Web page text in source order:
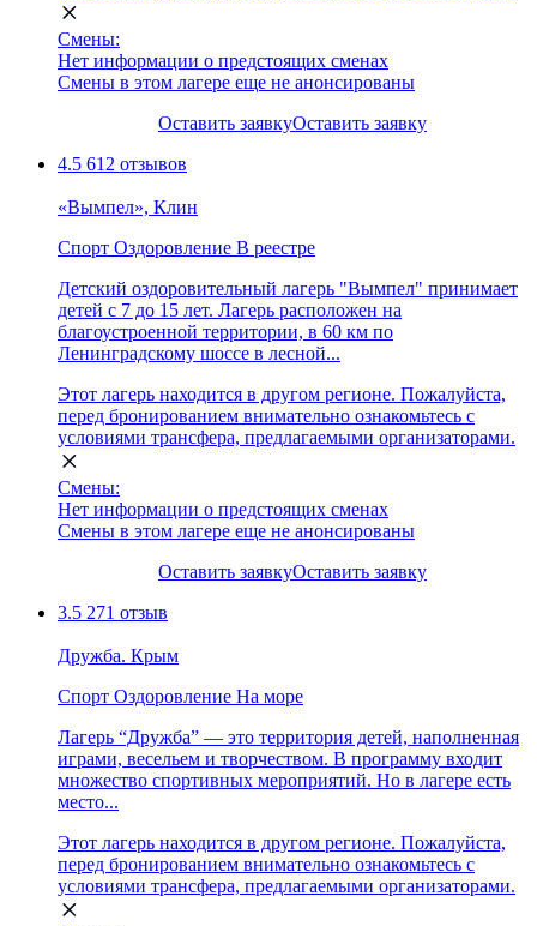
Смены:
Нет информации о предстоящих сменах
Смены в этом лагере еще не анонсированы
Оставить заявкуОставить заявку
4.5 612 отзывов
«Вымпел», Клин
Спорт Оздоровление В реестре
Детский оздоровительный лагерь "Вымпел" принимает
детей с 7 до 15 лет. Лагерь расположен на
благоустроенной территории, в 60 км по
Ленинградскому шоссе в лесной...
Этот лагерь находится в другом регионе. Пожалуйста,
перед бронированием внимательно ознакомьтесь с
условиями трансфера, предлагаемыми организаторами.
Смены:
Нет информации о предстоящих сменах
Смены в этом лагере еще не анонсированы
Оставить заявкуОставить заявку
3.5 271 отзыв
Дружба. Крым
Спорт Оздоровление На море
Лагерь “Дружба” — это территория детей, наполненная
играми, весельем и творчеством. В программу входит
множество спортивных мероприятий. Но в лагере есть
место...
Этот лагерь находится в другом регионе. Пожалуйста,
перед бронированием внимательно ознакомьтесь с
условиями трансфера, предлагаемыми организаторами.